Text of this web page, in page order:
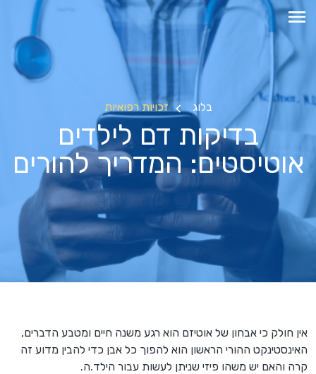
בלוג זכויות רפואיות
בדיקות דם לילדים
אוטיסטים: המדריך להורים
אין חולק כי אבחון של אוטיזם הוא רגע משנה חיים ומטבע הדברים,
האינסטינקט ההורי הראשון הוא להפוך כל אבן כדי להבין מדוע זה
קרה והאם יש משהו פיזי שניתן לעשות עבור הילד.ה.